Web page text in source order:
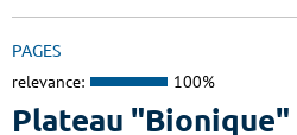
PAGES
relevance: 100%
Plateau "Bionique"